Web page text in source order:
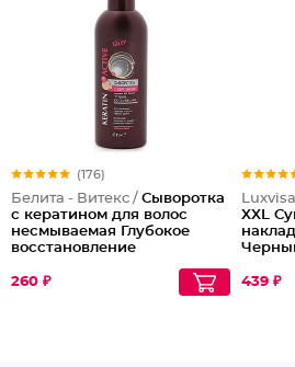
(176)
Белита - Витекс / Сыворотка
с кератином для волос
несмываемая Глубокое
восстановление
260 ₽
XXL
439 ₽